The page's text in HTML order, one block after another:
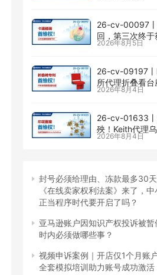
26-cv-00097
回，第三次终于
乎被遗忘的Senay
全面来袭
2026年8月5日
26-cv-09197
所代理折叠看台
专利维权，11个
2026年8月4日
26-cv-01633
殃！Keith代理
师Elvira
2026年8月4日
封号必须给理由、冻款最多30
《在线卖家权利法案》来了，
正当程序时代要开启了吗？
亚马逊账户因知识产权投诉被
时内必须做哪些事？
视频申诉案例｜开店仅1个月账
全套模拟培训助力账号成功激活